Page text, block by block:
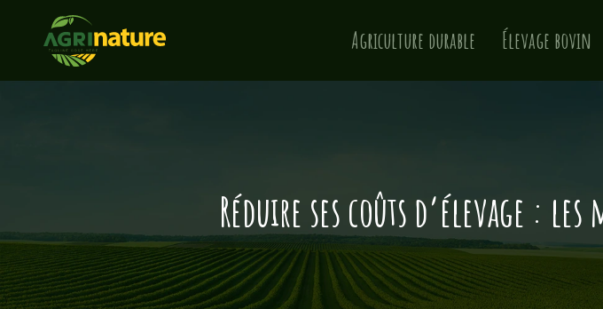
Agriculture durable Élevage bovin
Réduire ses coûts d’élevage :